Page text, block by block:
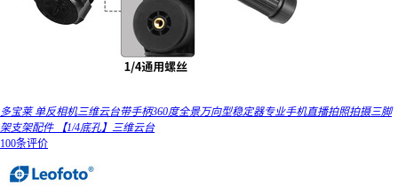
多宝莱 单反相机三维云台带手柄360度全景万向型稳定器专业手机直播拍照拍摄三脚
架支架配件 【1/4底孔】三维云台
100条评价